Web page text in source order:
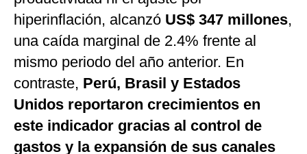
hiperinflación, alcanzó US$ 347 millones,
una caída marginal de 2.4% frente al
mismo periodo del año anterior. En
contraste, Perú, Brasil y Estados
Unidos reportaron crecimientos en
este indicador gracias al control de
gastos y la expansión de sus canales